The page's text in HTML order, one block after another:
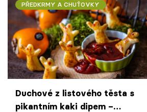
PŘEDKRMY A CHUŤOVKY
Duchové z listového těsta s
pikantním kaki dipem –